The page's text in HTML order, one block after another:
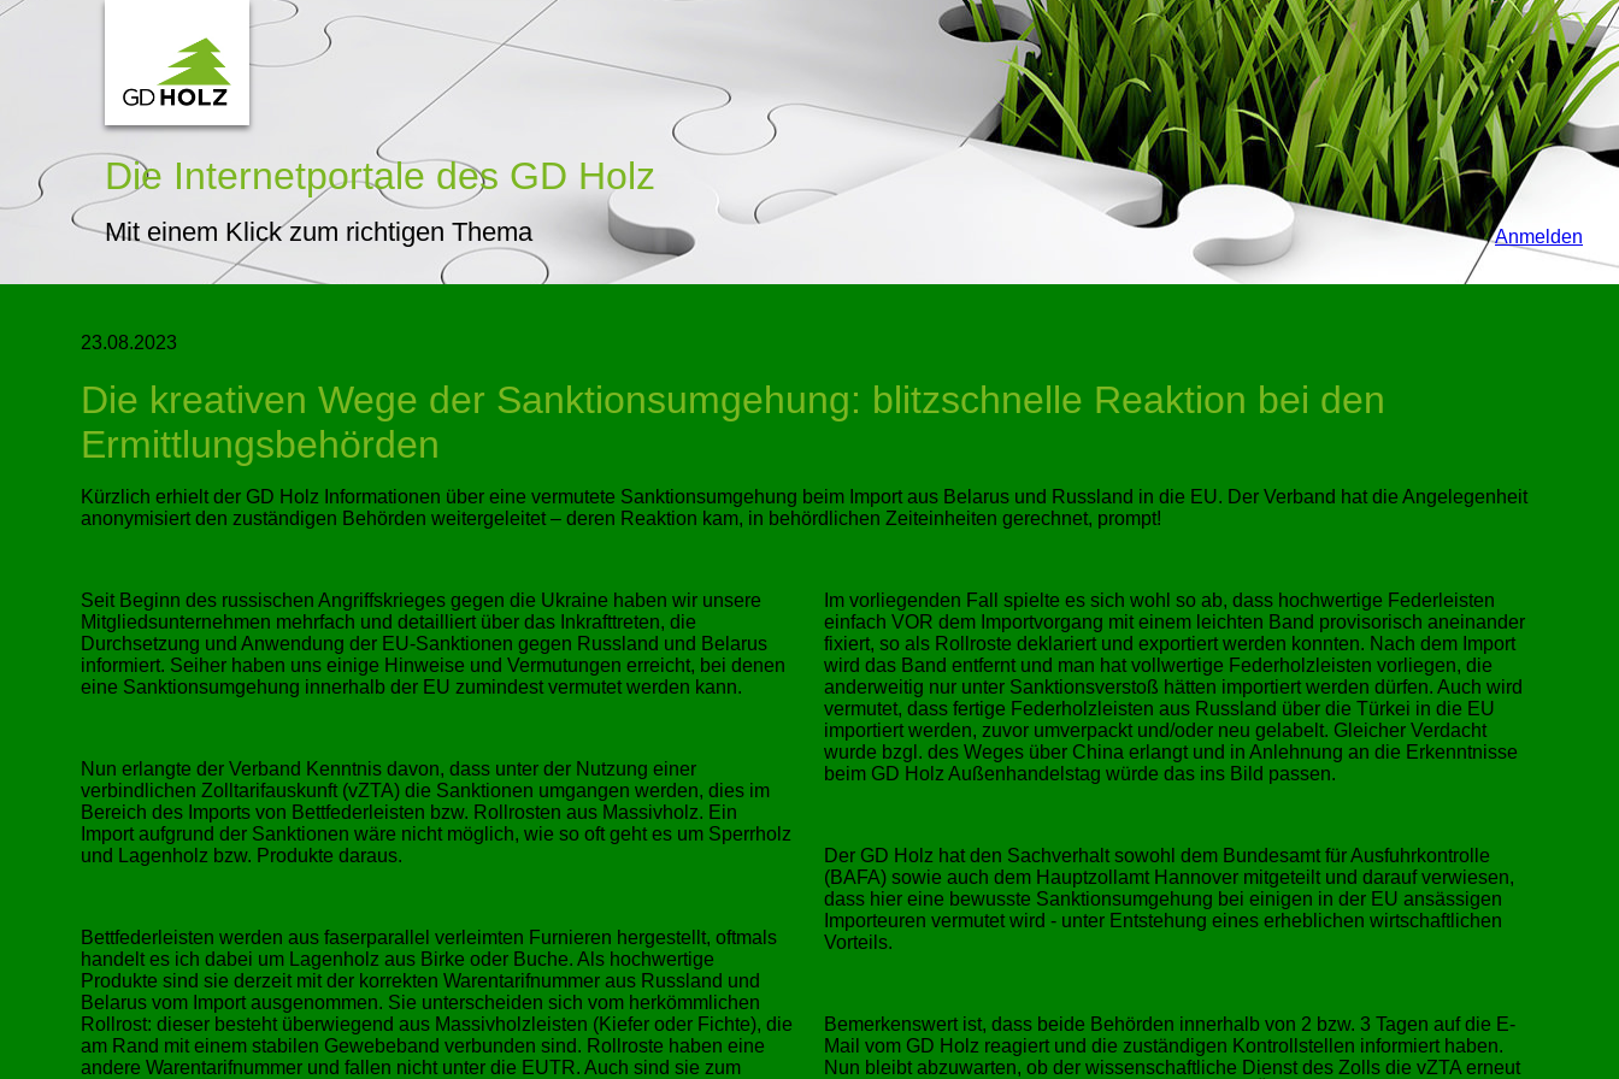
Die Internetportaledes GD Holz
Mit einem Klick zum richtigen Thema Anmelden
23.08.2023
Die kreativen Wege der Sanktionsumgehung: blitzschnelle Reaktion bei den
Ermittlungsbehörden
Kürzlich erhielt der GD Holz Informationen über eine vermutete Sanktionsumgehung beim Import aus Belarus und Russland in die EU. Der Verband hat die Angelegenheit
anonymisiert den zuständigen Behörden weitergeleitet – deren Reaktion kam, in behördlichen Zeiteinheiten gerechnet, prompt!
Seit Beginn des russischen Angriffskrieges gegen die Ukraine haben wir unsere
Mitgliedsunternehmen mehrfach und detailliert über das Inkrafttreten, die
Durchsetzung und Anwendung der EU-Sanktionen gegen Russland und Belarus
informiert. Seiher haben uns einige Hinweise und Vermutungen erreicht, bei denen
eine Sanktionsumgehung innerhalb der EU zumindest vermutet werden kann.
Nun erlangte der Verband Kenntnis davon, dass unter der Nutzung einer
verbindlichen Zolltarifauskunft (vZTA) die Sanktionen umgangen werden, dies im
Bereich des Imports von Bettfederleisten bzw. Rollrosten aus Massivholz. Ein
Import aufgrund der Sanktionen wäre nicht möglich, wie so oft geht es um Sperrholz
und Lagenholz bzw. Produkte daraus.
Bettfederleisten werden aus faserparallel verleimten Furnieren hergestellt, oftmals
handelt es ich dabei um Lagenholz aus Birke oder Buche. Als hochwertige
Produkte sind sie derzeit mit der korrekten Warentarifnummer aus Russland und
Belarus vom Import ausgenommen. Sie unterscheiden sich vom herkömmlichen
Rollrost: dieser besteht überwiegend aus Massivholzleisten (Kiefer oder Fichte), die
am Rand mit einem stabilen Gewebeband verbunden sind. Rollroste haben eine
andere Warentarifnummer und fallen nicht unter die EUTR. Auch sind sie zum
Im vorliegenden Fall spielte es sich wohl so ab, dass hochwertige Federleisten
einfach VOR dem Importvorgang mit einem leichten Band provisorisch aneinander
fixiert, so als Rollroste deklariert und exportiert werden konnten. Nach dem Import
wird das Band entfernt und man hat vollwertige Federholzleisten vorliegen, die
anderweitig nur unter Sanktionsverstoß hätten importiert werden dürfen. Auch wird
vermutet, dass fertige Federholzleisten aus Russland über die Türkei in die EU
importiert werden, zuvor umverpackt und/oder neu gelabelt. Gleicher Verdacht
wurde bzgl. des Weges über China erlangt und in Anlehnung an die Erkenntnisse
beim GD Holz Außenhandelstag würde das ins Bild passen.
Der GD Holz hat den Sachverhalt sowohl dem Bundesamt für Ausfuhrkontrolle
(BAFA) sowie auch dem Hauptzollamt Hannover mitgeteilt und darauf verwiesen,
dass hier eine bewusste Sanktionsumgehung bei einigen in der EU ansässigen
Importeuren vermutet wird - unter Entstehung eines erheblichen wirtschaftlichen
Vorteils.
Bemerkenswert ist, dass beide Behörden innerhalb von 2 bzw. 3 Tagen auf die E-
Mail vom GD Holz reagiert und die zuständigen Kontrollstellen informiert haben.
Nun bleibt abzuwarten, ob der wissenschaftliche Dienst des Zolls die vZTA erneut